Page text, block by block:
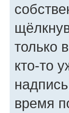
только
кто-то
время